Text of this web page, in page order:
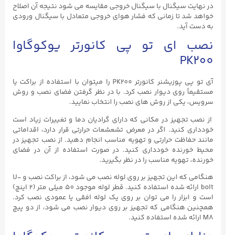
در نهایت سیگنال با سیگنال خروجی مقایسه می شود نتیجه آن اصلاح
خواهد شد تا زمانی که فشار هوای خروجی متعادل با سیگنال ورودی
به دست آید.
نصب ای تو پی کانورتر یوکوگاوا
PK200
آی تو پی پوزیشنر کانورتر PK200 را میتوان با استفاده از براکت یا
مستقیماً روی دیوار نصب کرد. با در نظر گرفتن فضای نصب و روش
سرویس، یکی از روش های نصب را انتخاب نمایید.
از نصب تجهیز در مکانی که دارای گرادیان دما و تغییرات زیاد است
خودداری کنید. اگر در معرض تشعشعات حرارتی قرار دارد، اقداماتی
مانند حفاظت حرارتی و تهویه مناسب انجام دهید. از نصب تجهیز در
محیط خورنده خودداری کنید. در صورت استفاده از آن در فضای
خورنده، تهویه مناسب را در نظر بگیرید.
هنگامی که این تجهیز بر روی لوله نصب می شود، از براکت نصب و U-
bolt ارائه شده استفاده کنید. قطر لوله موجود ۵۰ میلی متر (۲ اینچ)
است و ابزار را می توان بر روی یک لوله افقی یا عمودی نصب کرد.
همچنین هنگامی که تجهیز بر روی دیوار نصب می شود، از دو پیچ
M8 ارائه شده استفاده کنید.